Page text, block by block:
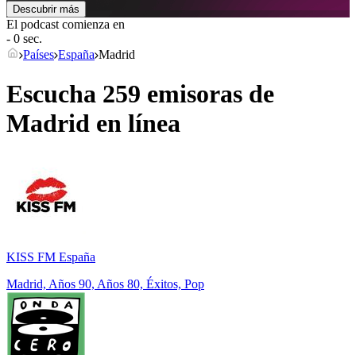
Descubrir más
El podcast comienza en
- 0 sec.
Países España Madrid
Escucha 259 emisoras de
Madrid en línea
KISS FM España
Madrid, Años 90, Años 80, Éxitos, Pop